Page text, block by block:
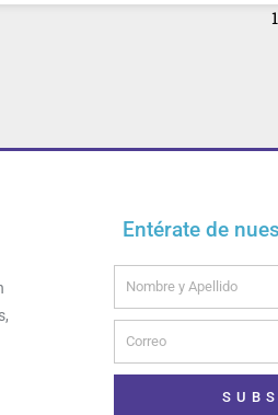
1
Entérate de
Name
Email